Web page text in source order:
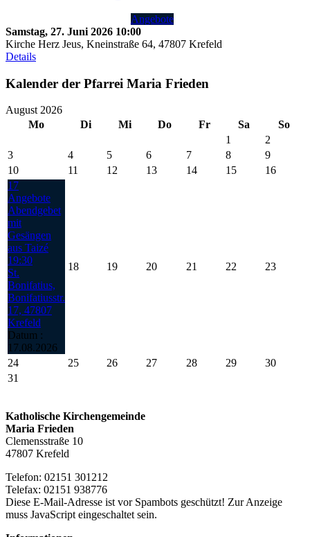
Angebote
Samstag, 27. Juni 2026 10:00
Kirche Herz Jeus, Kneinstraße 64, 47807 Krefeld
Details
Kalender der Pfarrei Maria Frieden
August 2026
Mo
Di Mi Do Fr Sa
So
1
2
3
4 5 6 7 8
9
10
11 12 13 14 15
16
17
Angebote
Abendgebet
mit
Gesängen
aus Taizé
19:30
St.
Bonifatius,
Bonifatiusstr.
17, 47807
Krefeld
Datum :
17.08.2026
18 19 20 21 22 23
24 25 26 27 28 29
30
31
Katholische Kirchengemeinde
Maria Frieden
Clemensstraße 10
47807 Krefeld
Telefon: 02151 301212
Telefax: 02151 938776
Diese E-Mail-Adresse ist vor Spambots geschützt! Zur Anzeige
muss JavaScript eingeschaltet sein.